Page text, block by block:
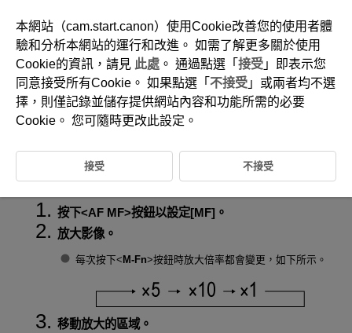
D292-103
手動對焦
如果無法透過自動對焦進行對焦，可以放大影像進行手動對焦。
按下 AF MF 按鈕以設定[MF]。
放大影像。
每次按下 M-Fn 按鈕時放大倍率都會變更，如下所示。
移動放大的區域。
本網站（cam.start.canon）使用Cookie改善您的使用者體
驗和分析本網站的運行和改進。 如需了解更多關於使用
Cookie的資訊，請見 此處 。 通過點選「 接受 」即表示您
同意接受所有Cookie。 如果點選「 不接受 」或兩者均不選
擇，則僅記錄並儲存提供網站內容和功能所需的必要
Cookie。 您可隨時更改此設定。
接受 不接受